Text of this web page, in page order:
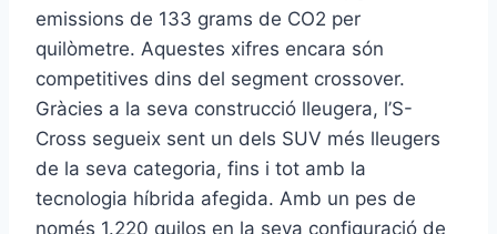
emissions de 133 grams de CO2 per
quilòmetre. Aquestes xifres encara són
competitives dins del segment crossover.
Gràcies a la seva construcció lleugera, l’S-
Cross segueix sent un dels SUV més lleugers
de la seva categoria, fins i tot amb la
tecnologia híbrida afegida. Amb un pes de
només 1.220 quilos en la seva configuració de